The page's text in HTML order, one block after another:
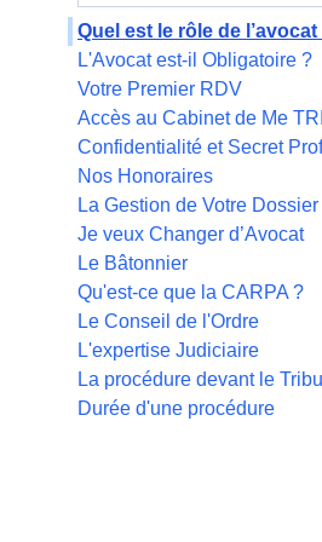
Quel est le rôle de l’avocat
L'Avocat est-il Obligatoire ?
Votre Premier RDV
Accès au Cabinet de Me
Confidentialité et Secret
Nos Honoraires
La Gestion de Votre Dossier
Je veux Changer d’Avocat
Le Bâtonnier
Qu'est-ce que la CARPA ?
Le Conseil de l'Ordre
L'expertise Judiciaire
La procédure devant le
Durée d'une procédure